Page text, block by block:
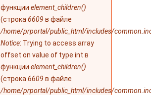
функции element_children()
(строка 6609 в файле
/home/prportal/public_html/includes/
Notice: Trying to access array
offset on value of type int в
функции element_children()
(строка 6609 в файле
/home/prportal/public_html/includes/